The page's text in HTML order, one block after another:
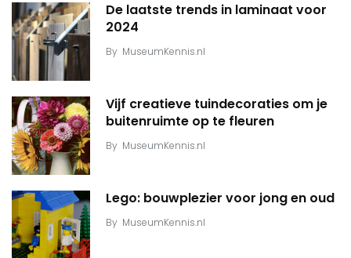
De laatste trends in laminaat voor
2024
By MuseumKennis.nl
Vijf creatieve tuindecoraties om je
buitenruimte op te fleuren
By MuseumKennis.nl
Lego: bouwplezier voor jong en oud
By MuseumKennis.nl